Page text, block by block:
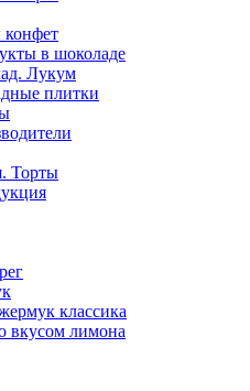
в шоколаде
Лукум
плитки
Торты
классика
вкусом лимона